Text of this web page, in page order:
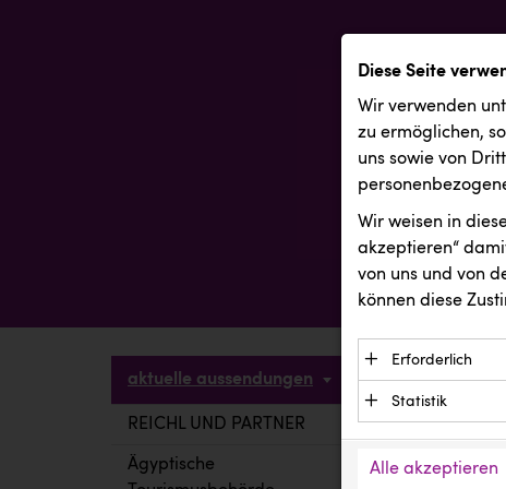
aktuelle aussendungen
REICHL UND PARTNER
Ägyptische
Diese Seite
Wir verwenden
zu ermöglichen,
uns sowie von
Wir weisen in
akzeptieren“
von uns und von
können diese
Erforderlich
Essenzielle
Funktion der
Daten und
Anbieter:
Statistik
verstehen, wie
Alle akzeptieren